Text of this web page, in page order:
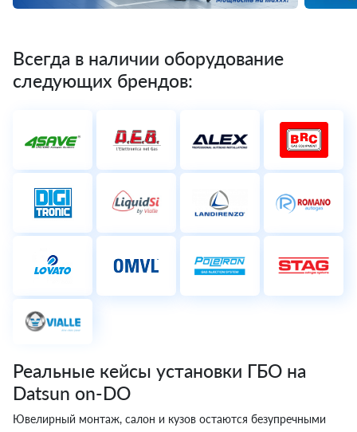
Всегда в наличии оборудование
следующих брендов:
Реальные кейсы установки ГБО на
Datsun on-DO
Ювелирный монтаж, салон и кузов остаются безупречными